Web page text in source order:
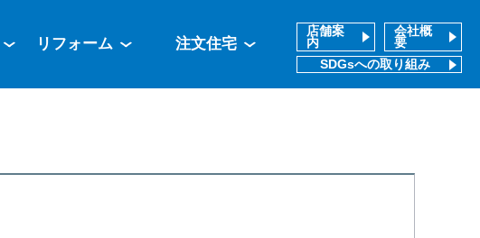
リフォーム 注文住宅
店舗案
内
会社概
要
SDGsへの取り組み